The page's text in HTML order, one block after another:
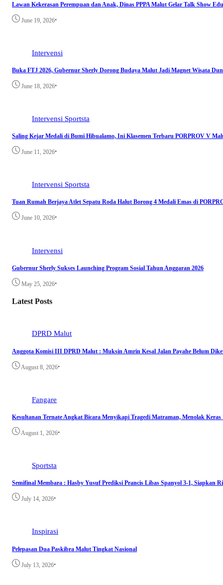
Lawan Kekerasan Perempuan dan Anak, Dinas PPPA Malut Gelar Talk Show
June 19, 2026•
Intervensi
Buka FTJ 2026, Gubernur Sherly Dorong Budaya Malut Jadi Magnet Wisata
June 18, 2026•
Intervensi Sportsta
Saling Kejar Medali di Bumi Hibualamo, Ini Klasemen Terbaru PORPROV V
June 11, 2026•
Intervensi Sportsta
Tuan Rumah Berjaya Atlet Sepatu Roda Halut Borong 4 Medali Emas di
June 10, 2026•
Intervensi
Gubernur Sherly Sukses Launching Program Sosial Tahun Anggaran 2026
May 25, 2026•
Latest Posts
DPRD Malut
Anggota Komisi III DPRD Malut : Muksin Amrin Kesal Jalan Payahe Belum
August 8, 2026•
Fangare
Kesultanan Ternate Angkat Bicara Menyikapi Tragedi Matraman, Menolak
August 1, 2026•
Sportsta
Semifinal Membara : Hasby Yusuf Prediksi Prancis Libas Spanyol 3-1, Siapkan
July 14, 2026•
Inspirasi
Pelepasan Dua Paskibra Malut Tingkat Nasional
July 13, 2026•